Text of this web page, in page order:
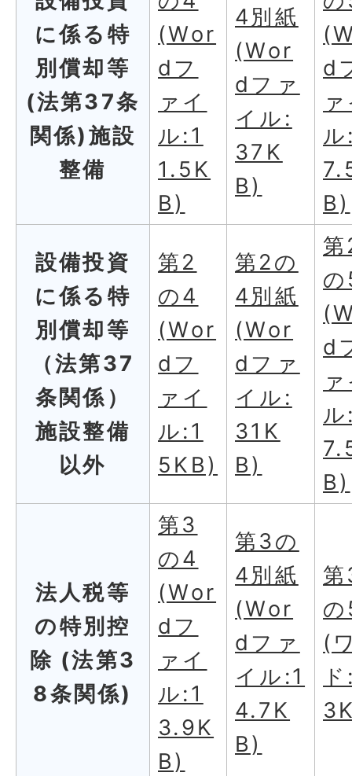
に係る特
別償却等
(法第37条
関係)施設
整備
(Wor
dフ
ァイ
ル:1
1.5K
B)
4別紙
(Wor
dファ
イル:
37K
B)
d
B)
設備投資
に係る特
別償却等
（法第37
条関係）
施設整備
以外
第2
の4
(Wor
dフ
ァイ
ル:1
5KB)
第2の
4別紙
(Wor
dファ
イル:
31K
B)
d
B)
法人税等
の特別控
除 (法第3
8条関係)
第3
の4
(Wor
dフ
ァイ
ル:1
3.9K
B)
第3の
4別紙
(Wor
dファ
イル:1
4.7K
B)
(